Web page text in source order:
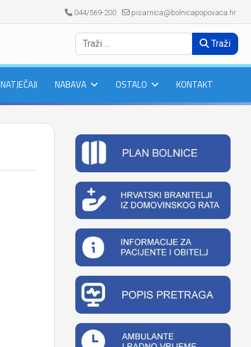
044/569-200 pisarnica@bolnicapopovaca.hr
Traži
NATJEČAJI NABAVA OSTALO KONTAKT